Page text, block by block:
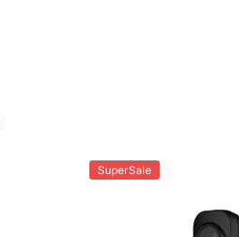
SuperSale